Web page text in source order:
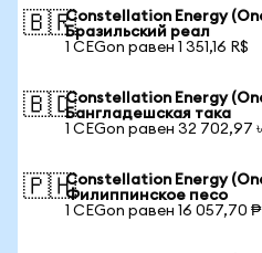
🇧🇷Constellation Energy
Бразильский реал
1 CEGon равен 1 351,16 R$
🇧🇩Constellation Energy
Бангладешская така
1 CEGon равен 32 702,97 ৳
🇵🇭Constellation Energy
Филиппинское песо
1 CEGon равен 16 057,70 ₱